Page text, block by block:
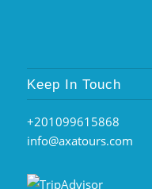
Keep In Touch
+201099615868
info@axatours.com